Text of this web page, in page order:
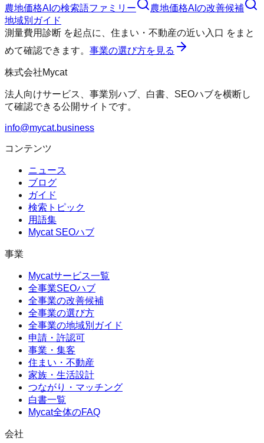
農地価格AI の検索語ファミリー 農地価格AI の改善候補
地域別ガイド
測量費用診断 を起点に、 住まい・不動産の近い入口 をまと
めて確認できます。 事業の選び方を見る
株式会社Mycat
法人向けサービス、事業別ハブ、白書、SEOハブを横断し
て確認できる公開サイトです。
info@mycat.business
コンテンツ
ニュース
ブログ
ガイド
検索トピック
用語集
Mycat SEOハブ
事業
Mycatサービス一覧
全事業SEOハブ
全事業の改善候補
全事業の選び方
全事業の地域別ガイド
申請・許認可
事業・集客
住まい・不動産
家族・生活設計
つながり・マッチング
白書一覧
Mycat全体のFAQ
会社